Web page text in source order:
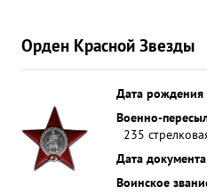
Орден Красной Звезды
Дата рождения
Военно-
235
Дата документа
Воинское